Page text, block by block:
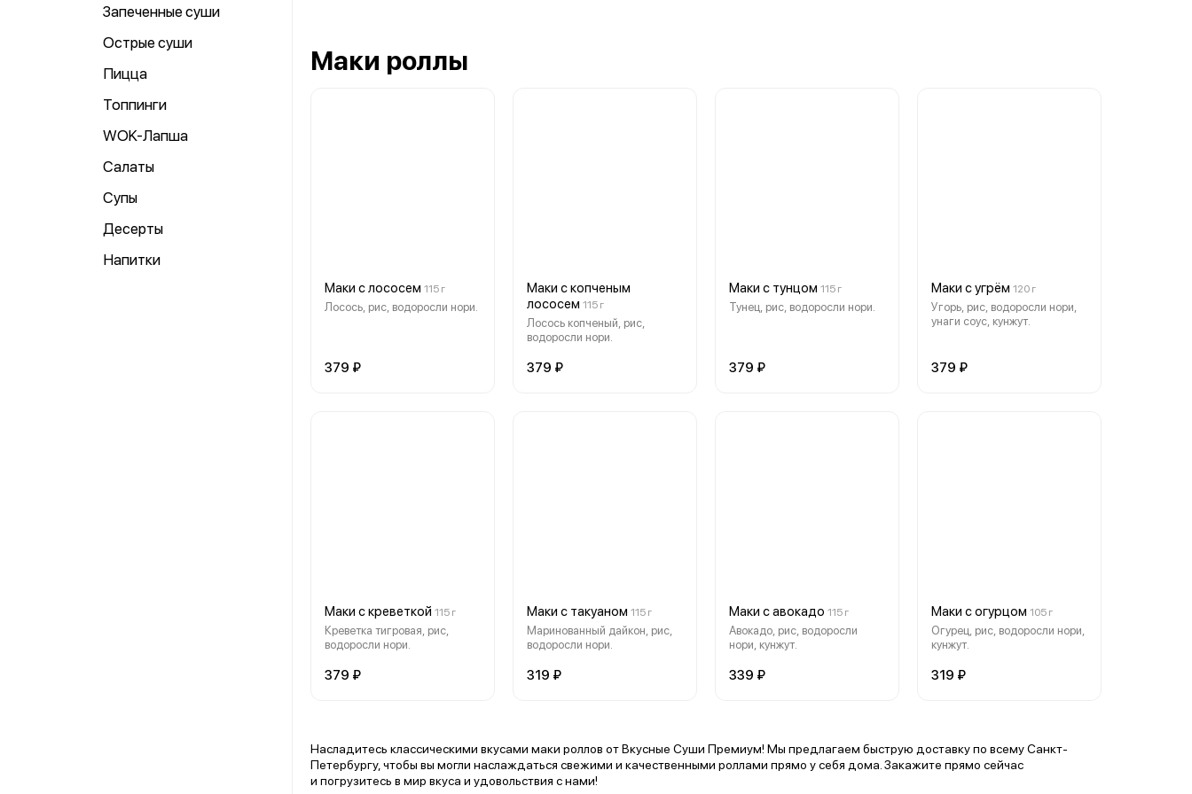
Запеченные суши
Острые суши
Пицца
Топпинги
WOK-Лапша
Салаты
Супы
Десерты
Напитки
Маки роллы
Маки с лососем 115 г
Лосось, рис, водоросли нори.
379 ₽
Маки с копченым
лососем 115 г
Лосось копченый, рис,
водоросли нори.
379 ₽
Маки с тунцом 115 г
Тунец, рис, водоросли нори.
379 ₽
Маки с угрём 120 г
Угорь, рис, водоросли нори,
унаги соус, кунжут.
379 ₽
Маки с креветкой 115 г
Креветка тигровая, рис,
водоросли нори.
379 ₽
Маки с такуаном 115 г
Маринованный дайкон, рис,
водоросли нори.
319 ₽
Маки с авокадо 115 г
Авокадо, рис, водоросли
нори, кунжут.
339 ₽
Маки с огурцом 105 г
Огурец, рис, водоросли нори,
кунжут.
319 ₽
Насладитесь классическими вкусами маки роллов от Вкусные Суши Премиум! Мы предлагаем быструю доставку по всему Санкт-
Петербургу, чтобы вы могли наслаждаться свежими и качественными роллами прямо у себя дома. Закажите прямо сейчас
и погрузитесь в мир вкуса и удовольствия с нами!